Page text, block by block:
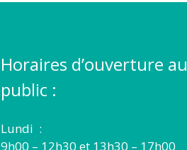
Horaires d’ouverture au
public :
Lundi :
9h00 – 12h30 et 13h30 – 17h00